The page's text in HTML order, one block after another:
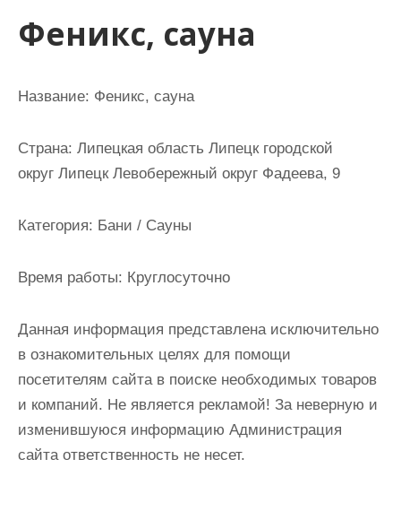
Феникс, сауна
Название: Феникс, сауна
Страна: Липецкая область Липецк городской
округ Липецк Левобережный округ Фадеева, 9
Категория: Бани / Сауны
Время работы: Круглосуточно
Данная информация представлена исключительно
в ознакомительных целях для помощи
посетителям сайта в поиске необходимых товаров
и компаний. Не является рекламой! За неверную и
изменившуюся информацию Администрация
сайта ответственность не несет.